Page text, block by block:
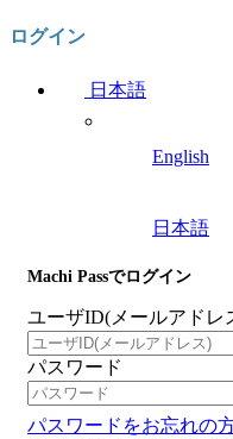
ログイン
日本語
English
日本語
Machi Passでログイン
ユーザID(メールアドレ
パスワード
パスワードをお忘れの